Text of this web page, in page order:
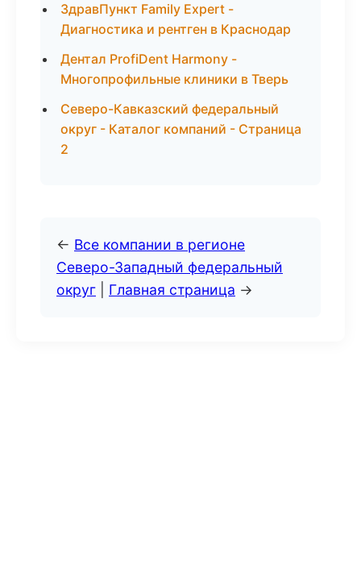
ЗдравПункт Family Expert -
Диагностика и рентген в Краснодар
Дентал ProfiDent Harmony -
Многопрофильные клиники в Тверь
Северо-Кавказский федеральный
округ - Каталог компаний - Страница
2
← Все компании в регионе
Северо-Западный федеральный
округ
Главная страница →